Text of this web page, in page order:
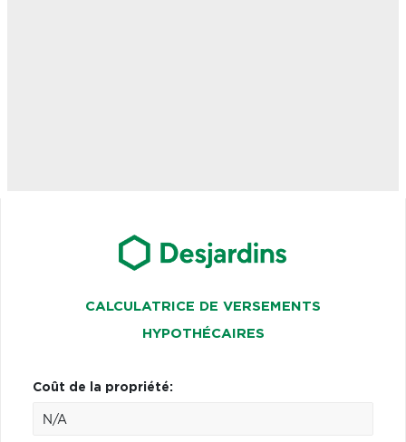
CALCULATRICE DE VERSEMENTS
HYPOTHÉCAIRES
Coût de la propriété: